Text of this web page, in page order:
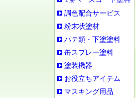
調色配合サービス
粉末状塗材
パテ類・下塗塗料
缶スプレー塗料
塗装機器
お役立ちアイテム
マスキング用品